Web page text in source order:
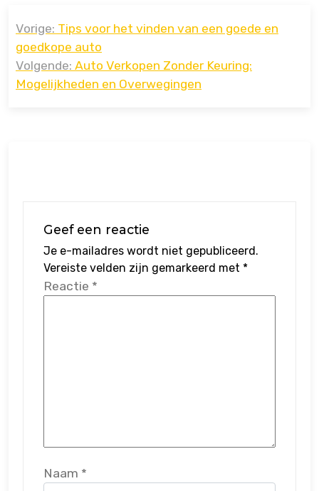
navigatie
Vorige: Tips voor het vinden van een goede en
goedkope auto
Volgende: Auto Verkopen Zonder Keuring:
Mogelijkheden en Overwegingen
Geef een reactie
Je e-mailadres wordt niet gepubliceerd.
Vereiste velden zijn gemarkeerd met *
Reactie *
Naam *